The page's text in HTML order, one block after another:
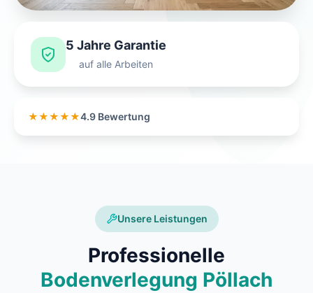
5 Jahre Garantie
auf alle Arbeiten
★★★★★4.9 Bewertung
Unsere Leistungen
Professionelle
Bodenverlegung Pöllach